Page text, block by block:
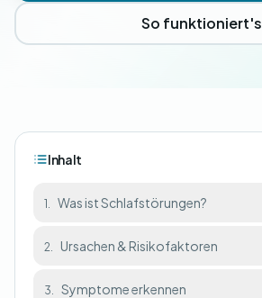
So funktioniert's
Inhalt
1. Was ist Schlafstörungen?
2. Ursachen & Risikofaktoren
3. Symptome erkennen